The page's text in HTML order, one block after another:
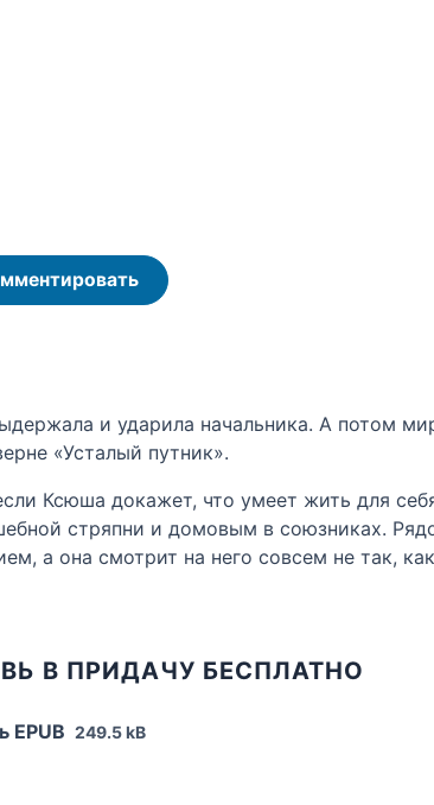
и ударила начальника. А потом
«Усталый путник».
Ксюша докажет, что умеет жить для
стряпни и домовым в союзниках.
а она смотрит на него совсем не так,
В ПРИДАЧУ БЕСПЛАТНО
EPUB 249.5 kB